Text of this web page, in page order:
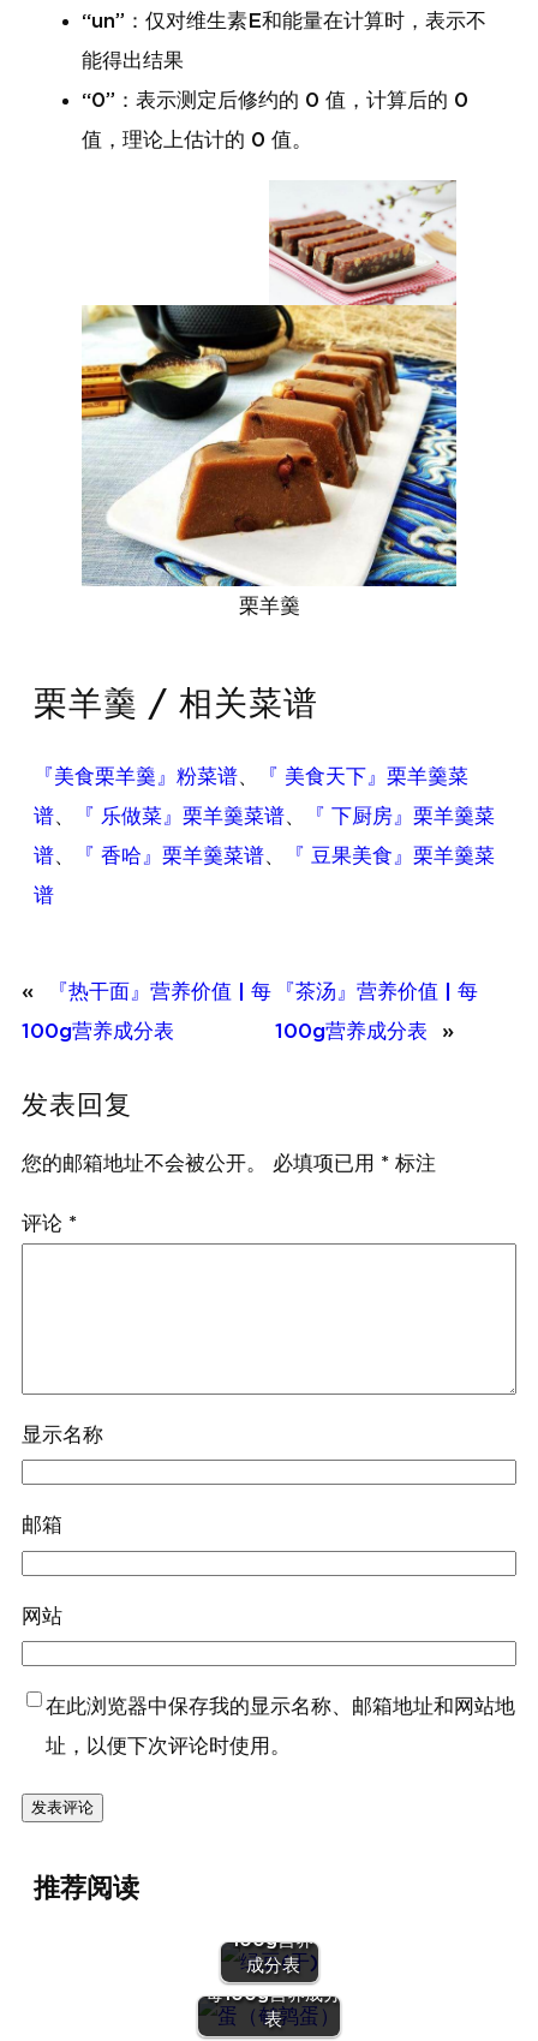
“un”：仅对维生素E和能量在计算时，表示不
能得出结果
“0”：表示测定后修约的 0 值，计算后的 0
值，理论上估计的 0 值。
栗羊羹
栗羊羹 / 相关菜谱
『美食栗羊羹』粉菜谱、
『 美食天下』栗羊羹菜
谱、 『 乐做菜』栗羊羹菜谱、
『 下厨房』栗羊羹菜
谱、 『 香哈』栗羊羹菜谱、
『 豆果美食』栗羊羹菜
谱
«
『热干面』营养价值 | 每
100g营养成分表
『茶汤』营养价值 | 每
100g营养成分表
»
发表回复
您的邮箱地址不会被公开。 必填项已用 * 标注
评论 *
显示名称
邮箱
网站
在此浏览器中保存我的显示名称、邮箱地址和网站地
址，以便下次评论时使用。
推荐阅读
100g营养
成分表
『蛋（鹌鹑
蛋）』营养价值 |
每100g营养成分
表